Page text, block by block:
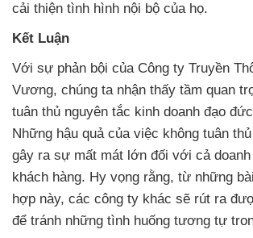
cải thiện tình hình nội bộ của họ.
Kết Luận
Với sự phản bội của Công ty Truyền
Vương, chúng ta nhận thấy tầm quan
tuân thủ nguyên tắc kinh doanh đạo
Những hậu quả của việc không tuân
gây ra sự mất mát lớn đối với cả doanh
khách hàng. Hy vọng rằng, từ những
hợp này, các công ty khác sẽ rút ra
để tránh những tình huống tương tự